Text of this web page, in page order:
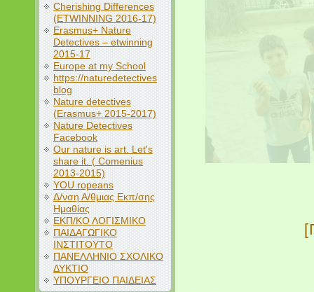
Cherishing Differences
(ETWINNING 2016-17)
Erasmus+ Nature
Detectives – etwinning
2015-17
Europe at my School
https://naturedetectives
blog
Nature detectives
(Erasmus+ 2015-2017)
Nature Detectives
Facebook
Our nature is art. Let's
share it. ( Comenius
2013-2015)
YOU ropeans
Δ/νση Α/θμιας Εκπ/σης
Ημαθίας
ΕΚΠ/ΚΟ ΛΟΓΙΣΜΙΚΟ
ΠΑΙΔΑΓΩΓΙΚΟ
ΙΝΣΤΙΤΟΥΤΟ
ΠΑΝΕΛΛΗΝΙΟ ΣΧΟΛΙΚΟ
ΔΥΚΤΙΟ
ΥΠΟΥΡΓΕΙΟ ΠΑΙΔΕΙΑΣ